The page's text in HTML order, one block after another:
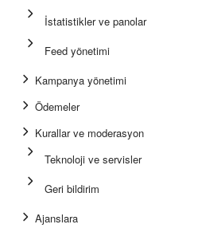
İstatistikler ve panolar
Feed yönetimi
Kampanya yönetimi
Ödemeler
Kurallar ve moderasyon
Teknoloji ve servisler
Geri bildirim
Ajanslara